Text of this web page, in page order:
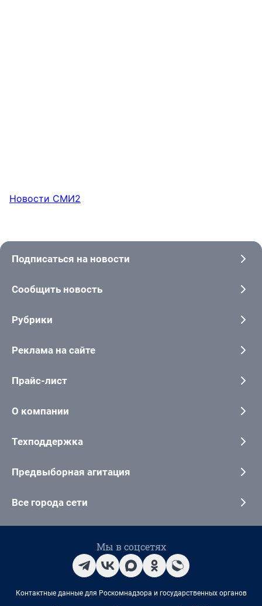
Новости СМИ2
Подписаться на новости
Сообщить новость
Рубрики
Реклама на сайте
Прайс-лист
О компании
Техподдержка
Предвыборная агитация
Все города сети
Мы в соцсетях
Контактные данные для Роскомнадзора и государственных органов